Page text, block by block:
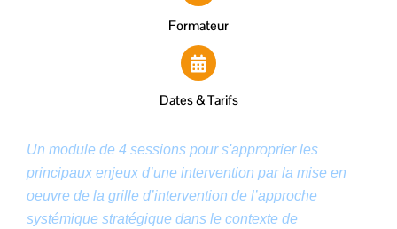
Formateur
Dates & Tarifs
Un module de 4 sessions pour s'approprier les
principaux enjeux d’une intervention parla mise en
oeuvre de la grille d’intervention de l’approche
systémique stratégique dans le contexte de